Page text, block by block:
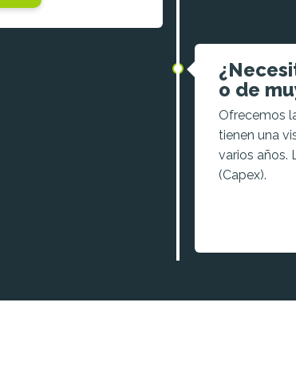
o de
Ofrecemos
tienen una
varios años.
(Capex).